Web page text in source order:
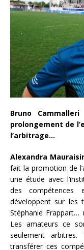
Bruno
prolongement de
l’arbitrage…
Alexandra
fait la promotion de
une étude avec
des
développent sur les
Stéphanie
Les amateurs ce
seulement
transférer ces